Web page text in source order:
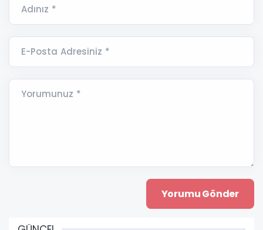
Adınız *
E-Posta Adresiniz *
Yorumunuz *